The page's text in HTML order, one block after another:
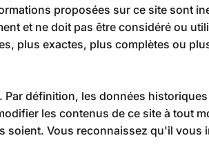
proposées sur ce site sont
et ne doit pas être considéré ou
plus exactes, plus complètes ou
définition, les données
les contenus de ce site à tout
Vous reconnaissez qu'il vous